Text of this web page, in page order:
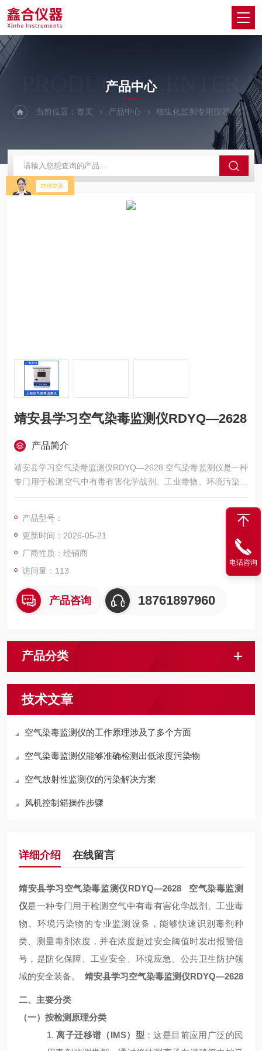
PRODUCTS CENTER
产品中心
当前位置：首页 产品中心 核生化监测专用仪器 空
靖安县学习空气染毒监测仪RDYQ—2628
产品简介
靖安县学习空气染毒监测仪RDYQ—2628 空气染毒监测仪是一种
专门用于检测空气中有毒有害化学战剂、工业毒物、环境污染物
的专业监测设备，能够快速识别毒剂种类、测量毒剂浓度，并在
浓度超过安全阈值时发出报警信号，是防化保障、工业安全、环
境应急、公共卫生防护领域的安全装备。
产品型号：
更新时间：2026-05-21
厂商性质：经销商
访问量：113
产品咨询 18761897960
产品分类
技术文章
空气染毒监测仪的工作原理涉及了多个方面
空气染毒监测仪能够准确检测出低浓度污染物
空气放射性监测仪的污染解决方案
风机控制箱操作步骤
详细介绍 在线留言
靖安县学习空气染毒监测仪RDYQ—2628
空气染毒监测
仪是一种专门用于检测空气中有毒有害化学战剂、工业毒
物、环境污染物的专业监测设备，能够快速识别毒剂种
类、测量毒剂浓度，并在浓度超过安全阈值时发出报警信
号，是防化保障、工业安全、环境应急、公共卫生防护领
域的安全装备。 靖安县学习空气染毒监测仪RDYQ—2628
二、主要分类
（一）按检测原理分类
1.离子迁移谱（IMS）型 ：这是目前应用广泛的民
电话咨询